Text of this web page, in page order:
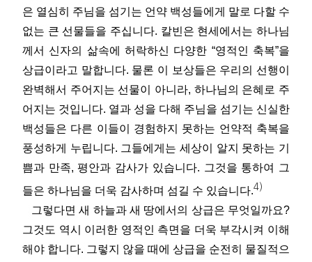
은 열심히 주님을 섬기는 언약 백성들에게 말로 다할 수
없는 큰 선물들을 주십니다. 칼빈은 현세에서는 하나님
께서 신자의 삶속에 허락하신 다양한 “영적인 축복”을
상급이라고 말합니다. 물론 이 보상들은 우리의 선행이
완벽해서 주어지는 선물이 아니라, 하나님의 은혜로 주
어지는 것입니다. 열과 성을 다해 주님을 섬기는 신실한
백성들은 다른 이들이 경험하지 못하는 언약적 축복을
풍성하게 누립니다. 그들에게는 세상이 알지 못하는 기
쁨과 만족, 평안과 감사가 있습니다. 그것을 통하여 그
들은 하나님을 더욱 감사하며 섬길 수 있습니다.4)
그렇다면 새 하늘과 새 땅에서의 상급은 무엇일까요?
그것도 역시 이러한 영적인 측면을 더욱 부각시켜 이해
해야 합니다. 그렇지 않을 때에 상급을 순전히 물질적으